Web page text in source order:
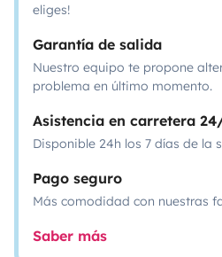
eliges!
Garantía de salida
Nuestro equipo te propone
problema en último momento.
Asistencia en carretera
Disponible 24h los 7 días de la
Pago seguro
Más comodidad con nuestras
Saber más